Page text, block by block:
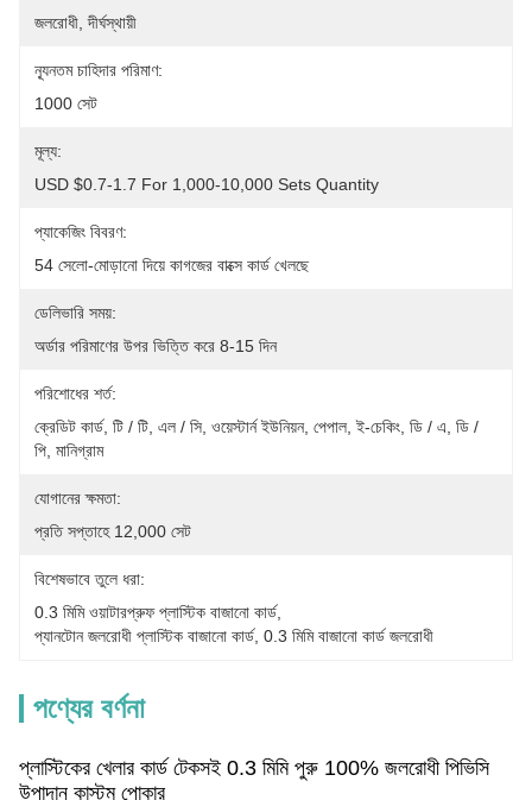
জলরোধী, দীর্ঘস্থায়ী
ন্যূনতম চাহিদার পরিমাণ:
1000 সেট
মূল্য:
USD $0.7-1.7 For 1,000-10,000 Sets Quantity
প্যাকেজিং বিবরণ:
54 সেলো-মোড়ানো দিয়ে কাগজের বাক্সে কার্ড খেলছে
ডেলিভারি সময়:
অর্ডার পরিমাণের উপর ভিত্তি করে 8-15 দিন
পরিশোধের শর্ত:
ক্রেডিট কার্ড, টি / টি, এল / সি, ওয়েস্টার্ন ইউনিয়ন, পেপাল, ই-চেকিং, ডি / এ, ডি /
পি, মানিগ্রাম
যোগানের ক্ষমতা:
প্রতি সপ্তাহে 12,000 সেট
বিশেষভাবে তুলে ধরা:
0.3 মিমি ওয়াটারপ্রুফ প্লাস্টিক বাজানো কার্ড,
প্যানটোন জলরোধী প্লাস্টিক বাজানো কার্ড, 0.3 মিমি বাজানো কার্ড জলরোধী
পণ্যের বর্ণনা
প্লাস্টিকের খেলার কার্ড টেকসই 0.3 মিমি পুরু 100% জলরোধী পিভিসি
উপাদান কাস্টম পোকার